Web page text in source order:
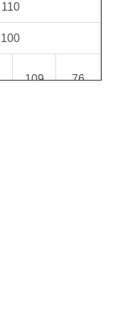
110
100
109 76